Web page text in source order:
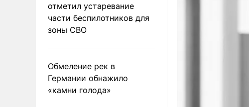
отметил устаревание
части беспилотников для
зоны СВО
Обмеление рек в
Германии обнажило
«камни голода»